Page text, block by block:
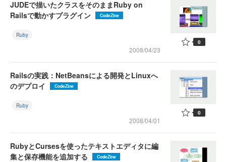
JUDEで描いたクラスをそのままRuby on
Railsで動かすプラグイン
CodeZine
Ruby
2008/04/23
0
Railsの実践：NetBeansによる開発とLinuxへ
のデプロイ
CodeZine
Ruby
2008/04/01
0
RubyとCursesを使ったテキストエディタに編
集と保存機能を追加する
CodeZine